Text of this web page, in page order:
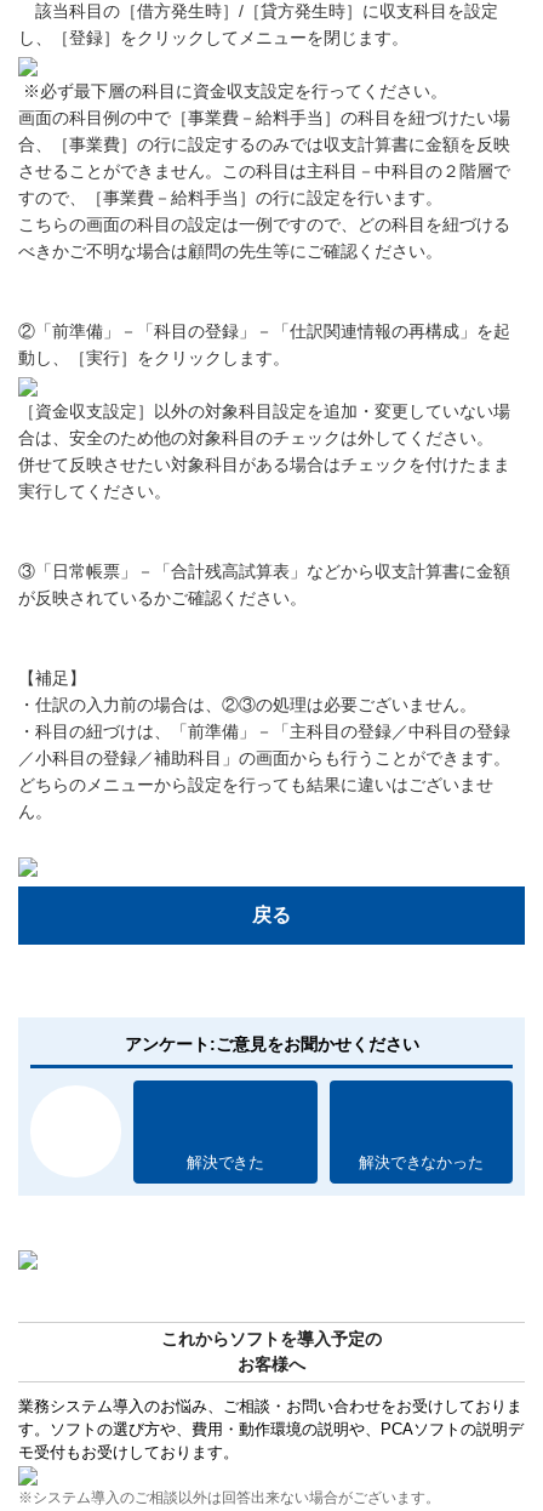
該当科目の［借方発生時］/［貸方発生時］に収支科目を設定
し、［登録］をクリックしてメニューを閉じます。
※必ず最下層の科目に資金収支設定を行ってください。
画面の科目例の中で［事業費－給料手当］の科目を紐づけたい場
合、［事業費］の行に設定するのみでは収支計算書に金額を反映
させることができません。この科目は主科目－中科目の２階層で
すので、［事業費－給料手当］の行に設定を行います。
こちらの画面の科目の設定は一例ですので、どの科目を紐づける
べきかご不明な場合は顧問の先生等にご確認ください。
②「前準備」－「科目の登録」－「仕訳関連情報の再構成」を起
動し、［実行］をクリックします。
［資金収支設定］以外の対象科目設定を追加・変更していない場
合は、安全のため他の対象科目のチェックは外してください。
併せて反映させたい対象科目がある場合はチェックを付けたまま
実行してください。
③「日常帳票」－「合計残高試算表」などから収支計算書に金額
が反映されているかご確認ください。
【補足】
・仕訳の入力前の場合は、②③の処理は必要ございません。
・科目の紐づけは、「前準備」－「主科目の登録／中科目の登録
／小科目の登録／補助科目」の画面からも行うことができます。
どちらのメニューから設定を行っても結果に違いはございませ
ん。
戻る
アンケート:ご意見をお聞かせください
解決できた 解決できなかった
これからソフトを導入予定の
お客様へ
業務システム導入のお悩み、ご相談・お問い合わせをお受けしておりま
す。ソフトの選び方や、費用・動作環境の説明や、PCAソフトの説明デ
モ受付もお受けしております。
※システム導入のご相談以外は回答出来ない場合がございます。